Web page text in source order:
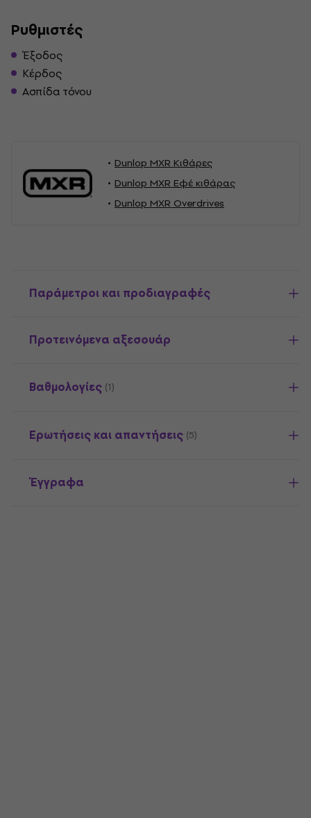
Ρυθμιστές
Έξοδος
Κέρδος
Ασπίδα τόνου
Dunlop MXR Κιθάρες
Dunlop MXR Εφέ κιθάρας
Dunlop MXR Overdrives
Παράμετροι και προδιαγραφές
Προτεινόμενα αξεσουάρ
Βαθμολογίες (1)
Ερωτήσεις και απαντήσεις (5)
Έγγραφα